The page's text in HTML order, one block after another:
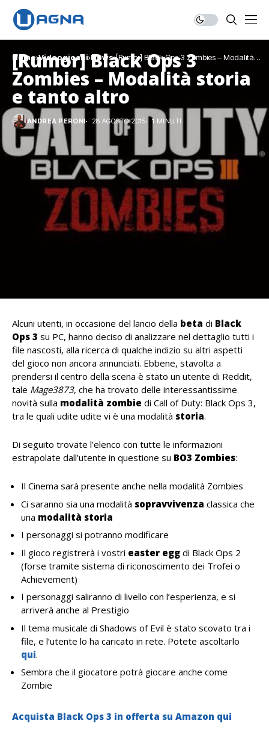
Home Videogiochi News [Rumor] Black Ops 3 Zombies – Modalità
storia e tanto altro
[Rumor] Black Ops 3
Zombies – Modalità storia
e tanto altro
ANDREA PERONI 28 AGOSTO 2015 1 MINUTI
Alcuni utenti, in occasione del lancio della beta di Black
Ops 3 su PC, hanno deciso di analizzare nel dettaglio tutti i
file nascosti, alla ricerca di qualche indizio su altri aspetti
del gioco non ancora annunciati. Ebbene, stavolta a
prendersi il centro della scena è stato un utente di Reddit,
tale Mage3873, che ha trovato delle interessantissime
novità sulla modalità zombie di Call of Duty: Black Ops 3,
tra le quali udite udite vi è una modalità storia.
Di seguito trovate l’elenco con tutte le informazioni
estrapolate dall’utente in questione su BO3 Zombies:
Il Cinema sarà presente anche nella modalità Zombies
Ci saranno sia una modalità sopravvivenza classica che
una modalità storia
I personaggi si potranno modificare
Il gioco registrerà i vostri easter egg di Black Ops 2
(forse tramite sistema di riconoscimento dei Trofei o
Achievement)
I personaggi saliranno di livello con l’esperienza, e si
arriverà anche al Prestigio
Il tema musicale di Shadows of Evil è stato scovato tra i
file, e l’utente lo ha caricato in rete. Potete ascoltarlo
qui.
Sembra che il giocatore potrà giocare anche come
Zombie
Acquista Black Ops 3 in offerta su Amazon qui